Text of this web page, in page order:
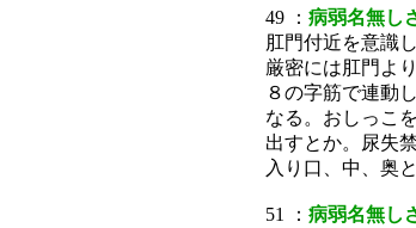
49 ： 病弱名無し
肛門付近を意識
厳密には肛門よ
８の字筋で連動
なる。おしっこ
出すとか。尿失
入り口、中、奥
51 ： 病弱名無し